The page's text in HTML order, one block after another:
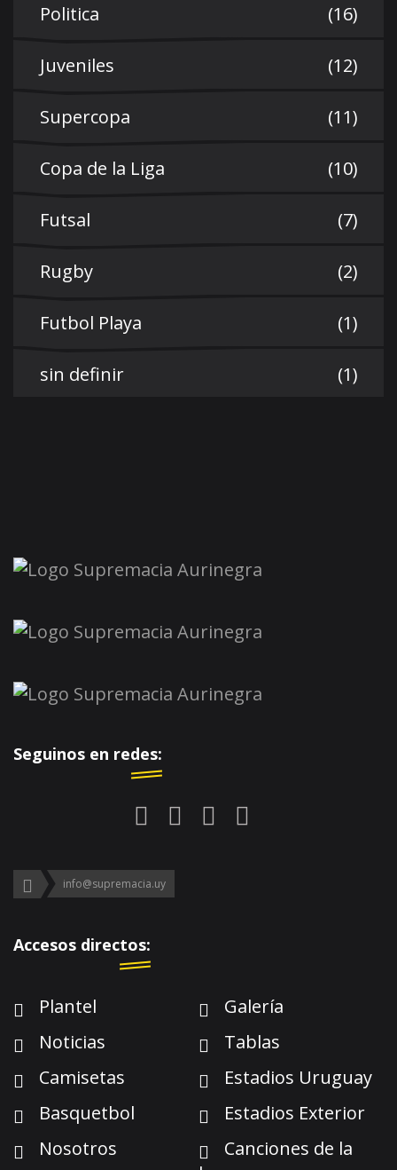
Politica (16)
Juveniles (12)
Supercopa (11)
Copa de la Liga (10)
Futsal (7)
Rugby (2)
Futbol Playa (1)
sin definir (1)
Seguinos en redes:
info@supremacia.uy
Accesos directos:
Plantel
Galería
Noticias
Tablas
Camisetas
Estadios Uruguay
Basquetbol
Estadios Exterior
Nosotros
Canciones de la